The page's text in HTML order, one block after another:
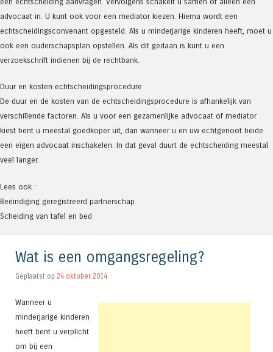
advocaat in. U kunt ook voor een mediator kiezen. Hierna wordt een
echtscheidingsconvenant opgesteld. Als u minderjarige kinderen heeft, moet u
ook een ouderschapsplan opstellen. Als dit gedaan is kunt u een
verzoekschrift indienen bij de rechtbank.
Duur en kosten echtscheidingsprocedure
De duur en de kosten van de echtscheidingsprocedure is afhankelijk van
verschillende factoren. Als u voor een gezamenlijke advocaat of mediator
kiest bent u meestal goedkoper uit, dan wanneer u en uw echtgenoot beide
een eigen advocaat inschakelen. In dat geval duurt de echtscheiding meestal
veel langer.
Lees ook :
Beëindiging geregistreerd partnerschap
Scheiding van tafel en bed
Wat is een omgangsregeling?
Geplaatst op 24 oktober 2014
Wanneer u
minderjarige kinderen
heeft bent u verplicht
om bij een